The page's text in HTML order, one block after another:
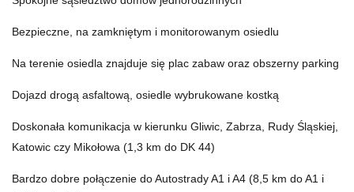
Bezpieczne, na zamkniętym i monitorowanym osiedlu
Na terenie osiedla znajduje się plac zabaw oraz obszerny parking
Dojazd drogą asfaltową, osiedle wybrukowane kostką
Doskonała komunikacja w kierunku Gliwic, Zabrza, Rudy Śląskiej,
Katowic czy Mikołowa (1,3 km do DK 44)
Bardzo dobre połączenie do Autostrady A1 i A4 (8,5 km do A1 i